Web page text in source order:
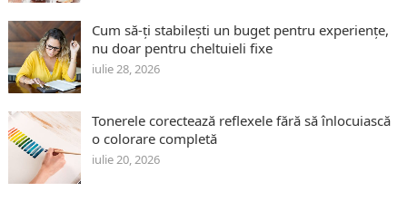
Cum să-ți stabilești un buget pentru experiențe,
nu doar pentru cheltuieli fixe
iulie 28, 2026
Tonerele corectează reflexele fără să înlocuiască
o colorare completă
iulie 20, 2026